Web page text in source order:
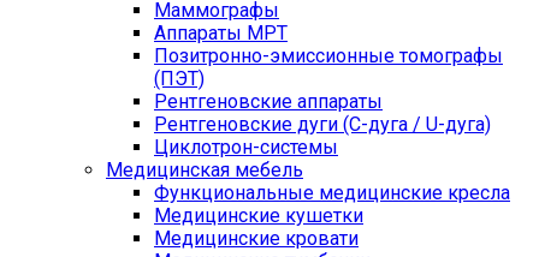
Маммографы
Аппараты МРТ
Позитронно-эмиссионные томографы
(ПЭТ)
Рентгеновские аппараты
Рентгеновские дуги (С-дуга / U-дуга)
Циклотрон-системы
Медицинская мебель
Функциональные медицинские кресла
Медицинские кушетки
Медицинские кровати